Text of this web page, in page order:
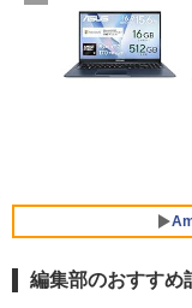
編集部のおすすめ